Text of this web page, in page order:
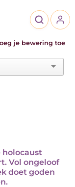
je bewering toe
holocaust
Vol ongeloof
doet goden